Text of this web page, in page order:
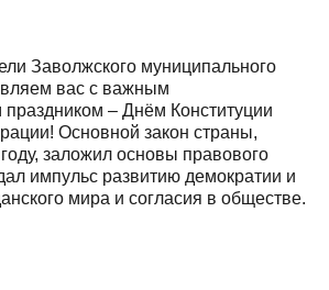
Заволжского муниципального
вас с важным
праздником – Днём Конституции
Основной закон страны,
заложил основы правового
импульс развитию демократии и
мира и согласия в обществе.